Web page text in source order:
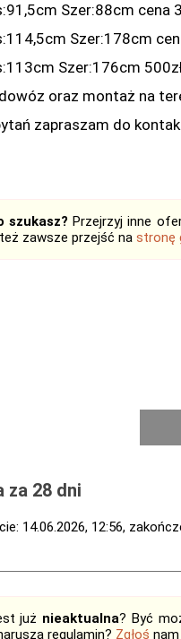
Szer:88cm cena
Szer:178cm
Szer:176cm
oraz montaż na
zapraszam do
szukasz? Przejrzyj inne
zawsze przejść na stronę
za 28 dni
14.06.2026, 12:56,
już nieaktualna? Być
regulamin? Zgłoś